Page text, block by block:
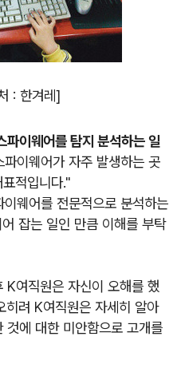
: 한겨레]
이웨어를 탐지 분석하는 일
파이웨어가 자주 발생하는 곳
적입니다."
웨어를 전문적으로 분석하는
잡는 일인 만큼 이해를 부탁
K여직원은 자신이 오해를 했
히려 K여직원은 자세히 알아
것에 대한 미안함으로 고개를